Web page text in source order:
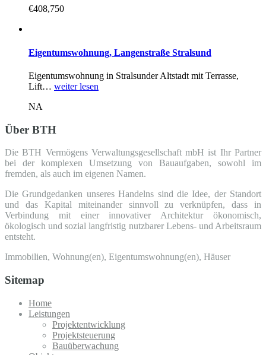
€408,750
Eigentumswohnung, Langenstraße Stralsund
Eigentumswohnung in Stralsunder Altstadt mit Terrasse,
Lift… weiter lesen
NA
Über BTH
Die BTH Vermögens Verwaltungsgesellschaft mbH ist Ihr Partner
bei der komplexen Umsetzung von Bauaufgaben, sowohl im
fremden, als auch im eigenen Namen.
Die Grundgedanken unseres Handelns sind die Idee, der Standort
und das Kapital miteinander sinnvoll zu verknüpfen, dass in
Verbindung mit einer innovativer Architektur ökonomisch,
ökologisch und sozial langfristig nutzbarer Lebens- und Arbeitsraum
entsteht.
Immobilien, Wohnung(en), Eigentumswohnung(en), Häuser
Sitemap
Home
Leistungen
Projektentwicklung
Projektsteuerung
Bauüberwachung